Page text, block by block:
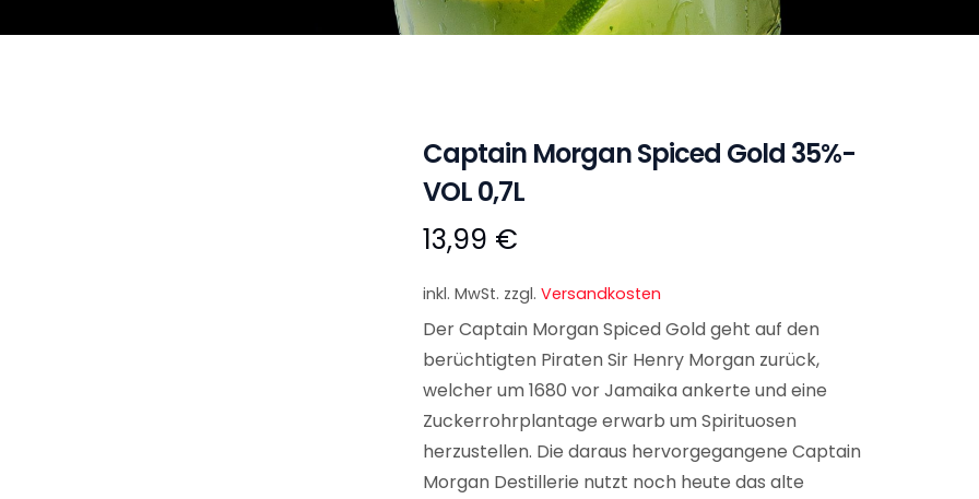
Captain Morgan Spiced Gold 35%-
VOL 0,7L
13,99 €
inkl. MwSt. zzgl.Versandkosten
Der Captain Morgan Spiced Gold geht auf den
berüchtigten Piraten Sir Henry Morgan zurück,
welcher um 1680 vor Jamaika ankerte und eine
Zuckerrohrplantage erwarb um Spirituosen
herzustellen. Die daraus hervorgegangene Captain
Morgan Destillerie nutzt noch heute das alte